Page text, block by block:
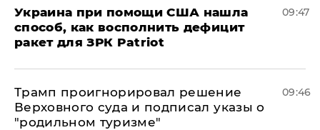
Украина при помощи США нашла
способ, как восполнить дефицит
ракет для ЗРК Patriot
09:47
Трамп проигнорировал решение
Верховного суда и подписал указы о
"родильном туризме"
09:46